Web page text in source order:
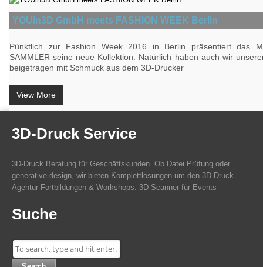
YOUin3D GmbH meets FASHION WEEK Berlin
Pünktlich zur Fashion Week 2016 in Berlin präsentiert das
SAMMLER seine neue Kollektion. Natürlich haben auch wir
beigetragen mit Schmuck aus dem 3D-Drucker
View More
3D-Druck Service
3D-Druck Beratung für Geschäftskunden. Ob Datei Prüfung oder
generative design, wir bieten Komplettlösungen um den 3D-Druck.
Agentur Fortbildungen & Workshops. 3D-Scanner für Events
Suche